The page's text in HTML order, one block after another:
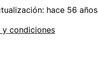
hace 56 años
y condiciones